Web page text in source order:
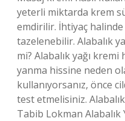
yeterli miktarda krem
emdirilir. İhtiyaç
tazelenebilir. Alabalık
mi? Alabalık yağı
yanma hissine neden
kullanıyorsanız, önce
test etmelisiniz.
Tabib Lokman Alabalık